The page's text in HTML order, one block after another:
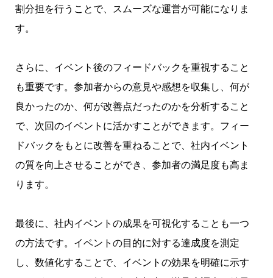
割分担を行うことで、スムーズな運営が可能になりま
す。
さらに、イベント後のフィードバックを重視すること
も重要です。参加者からの意見や感想を収集し、何が
良かったのか、何が改善点だったのかを分析すること
で、次回のイベントに活かすことができます。フィー
ドバックをもとに改善を重ねることで、社内イベント
の質を向上させることができ、参加者の満足度も高ま
ります。
最後に、社内イベントの成果を可視化することも一つ
の方法です。イベントの目的に対する達成度を測定
し、数値化することで、イベントの効果を明確に示す